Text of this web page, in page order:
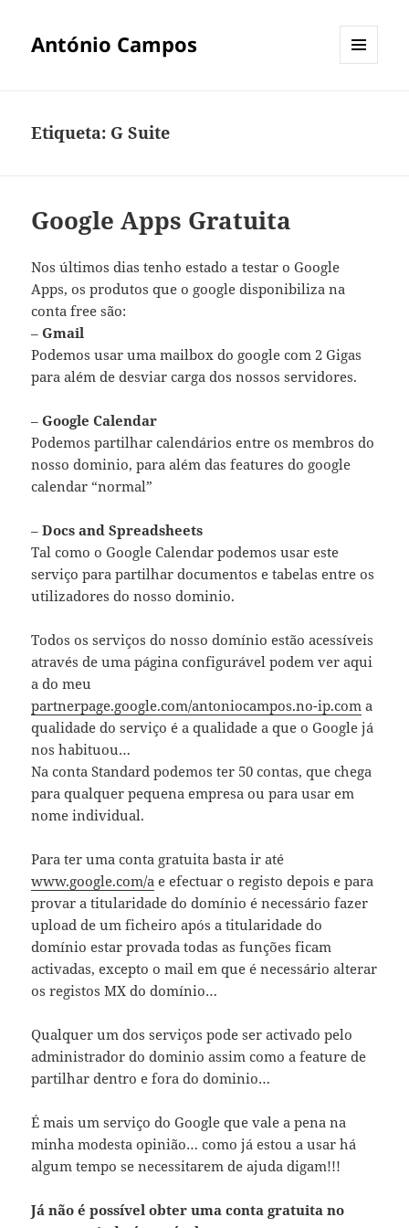
António Campos
Etiqueta: G Suite
Google Apps Gratuita
Nos últimos dias tenho estado a testar o Google
Apps, os produtos que o google disponibiliza na
conta free são:
– Gmail
Podemos usar uma mailbox do google com 2 Gigas
para além de desviar carga dos nossos servidores.
–Google Calendar
Podemos partilhar calendários entre os membros do
nosso dominio, para além das features do google
calendar “normal”
–Docs and Spreadsheets
Tal como o Google Calendar podemos usar este
serviço para partilhar documentos e tabelas entre os
utilizadores do nosso dominio.
Todos os serviços do nosso domínio estão acessíveis
através de uma página configurável podem ver aqui
a do meu
partnerpage.google.com/antoniocampos.no-ip.com a
qualidade do serviço é a qualidade a que o Google já
nos habituou…
Na conta Standard podemos ter 50 contas, que chega
para qualquer pequena empresa ou para usar em
nome individual.
Para ter uma conta gratuita basta ir até
www.google.com/a e efectuar o registo depois e para
provar a titularidade do domínio é necessário fazer
upload de um ficheiro após a titularidade do
domínio estar provada todas as funções ficam
activadas, excepto o mail em que é necessário alterar
os registos MX do domínio…
Qualquer um dos serviços pode ser activado pelo
administrador do dominio assim como a feature de
partilhar dentro e fora do dominio…
É mais um serviço do Google que vale a pena na
minha modesta opinião… como já estou a usar há
algum tempo se necessitarem de ajuda digam!!!
Já não é possível obter uma conta gratuita no